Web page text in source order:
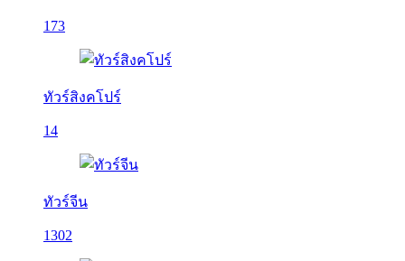
173
ทัวร์สิงคโปร์
14
ทัวร์จีน
1302